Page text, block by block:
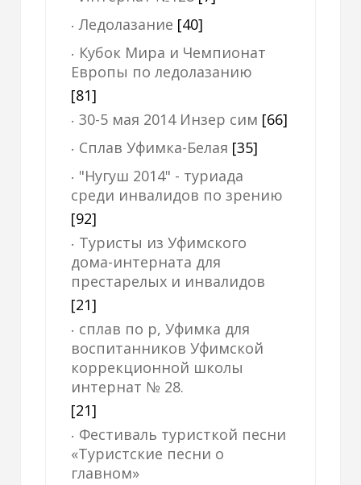
Ледолазание [40]
Кубок Мира и Чемпионат
Европы по ледолазанию
[81]
30-5 мая 2014 Инзер сим [66]
Сплав Уфимка-Белая [35]
"Нугуш 2014" - туриада
среди инвалидов по зрению
[92]
Туристы из Уфимского
дома-интерната для
престарелых и инвалидов
[21]
сплав по р, Уфимка для
воспитанников Уфимской
коррекционной школы
интернат № 28.
[21]
Фестиваль туристкой песни
«Туристские песни о
главном»